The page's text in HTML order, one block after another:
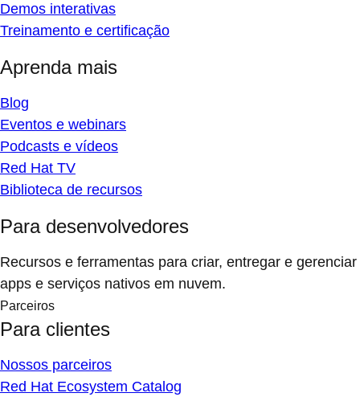
Demos interativas
Treinamento e certificação
Aprenda mais
Blog
Eventos e webinars
Podcasts e vídeos
Red Hat TV
Biblioteca de recursos
Para desenvolvedores
Recursos e ferramentas para criar, entregar e gerenciar
apps e serviços nativos em nuvem.
Parceiros
Para clientes
Nossos parceiros
Red Hat Ecosystem Catalog